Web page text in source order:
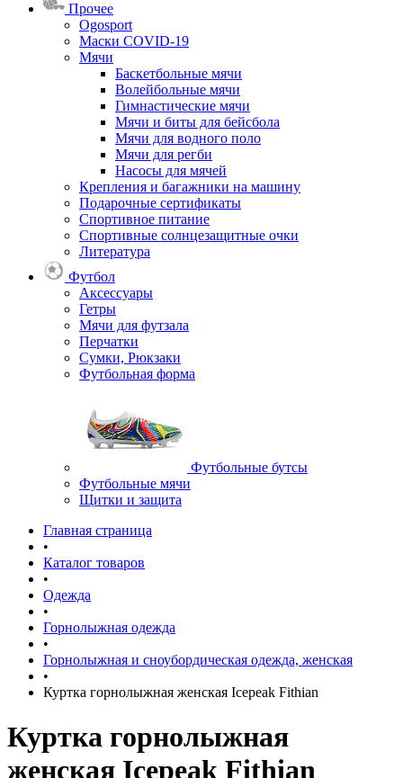
Прочее
Ogosport
Маски COVID-19
Мячи
Баскетбольные мячи
Волейбольные мячи
Гимнастические мячи
Мячи и биты для бейсбола
Мячи для водного поло
Мячи для регби
Насосы для мячей
Крепления и багажники на машину
Подарочные сертификаты
Спортивное питание
Спортивные солнцезащитные очки
Литература
Футбол
Аксессуары
Гетры
Мячи для футзала
Перчатки
Сумки, Рюкзаки
Футбольная форма
Футбольные бутсы
Футбольные мячи
Щитки и защита
Главная страница
•
Каталог товаров
•
Одежда
•
Горнолыжная одежда
•
Горнолыжная и сноубордическая одежда, женская
•
Куртка горнолыжная женская Icepeak Fithian
Куртка горнолыжная
женская Icepeak Fithian